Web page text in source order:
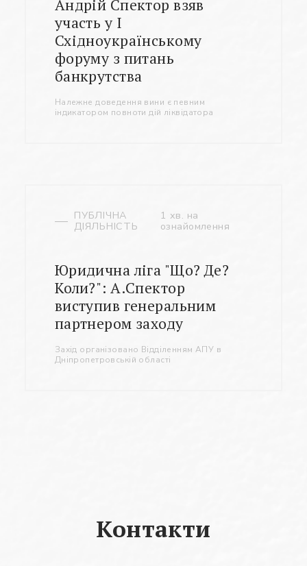
Андрій Спектор взяв
участь у І
Східноукраїнському
форуму з питань
банкрутства
Належне доведення вини є певним
індикатором повноти дій ліквідатора
ПУБЛІЧНА
ДІЯЛЬНІСТЬ
1 хв. на
ознайомлення
Юридична ліга "Що? Де?
Коли?": А.Спектор
виступив генеральним
партнером заходу
Захід організовано Відділенням АПУ в
Дніпропетровській області
Контакти
Ім’я *
Номер телефону *